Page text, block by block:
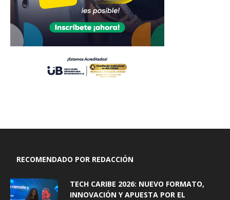
RECOMENDADO POR REDACCIÓN
TECH CARIBE 2026: NUEVO FORMATO,
INNOVACIÓN Y APUESTA POR EL